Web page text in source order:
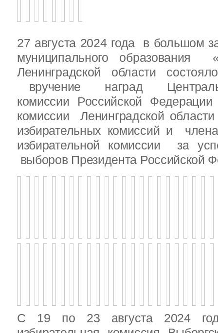
27 августа 2024 года в большом
муниципального образования
Ленинградской области
вручение наград
комиссии Российской
комиссии Ленинградской
избирательных комиссий и
избирательной комиссии за
выборов Президента Российской
С 19 по 23 августа 2024